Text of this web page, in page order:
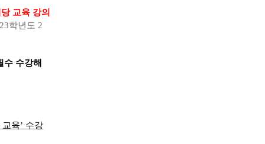
교육 강의
학년도 2
수 수강해
교육’ 수강